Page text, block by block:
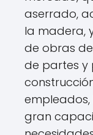
aserrado,
la madera,
de obras
de partes y
empleados,
gran